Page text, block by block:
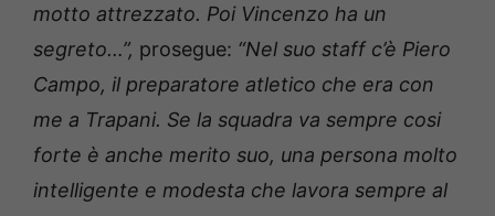
motto attrezzato. Poi Vincenzo ha un
segreto…”, prosegue: “Nel suo staff c’è Piero
Campo, il preparatore atletico che era con
me a Trapani. Se la squadra va sempre cosi
forte è anche merito suo, una persona molto
intelligente e modesta che lavora sempre al